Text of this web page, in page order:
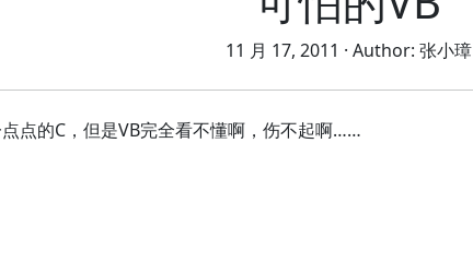
11 月 17, 2011 · Author: 张小璋
点的C，但是VB完全看不懂啊，伤不起啊……